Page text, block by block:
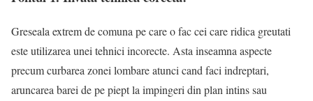
Greseala extrem de comuna pe care o fac cei care ridica greutati
este utilizarea unei tehnici incorecte. Asta inseamna aspecte
precum curbarea zonei lombare atunci cand faci indreptari,
aruncarea barei de pe piept la impingeri din plan intins sau